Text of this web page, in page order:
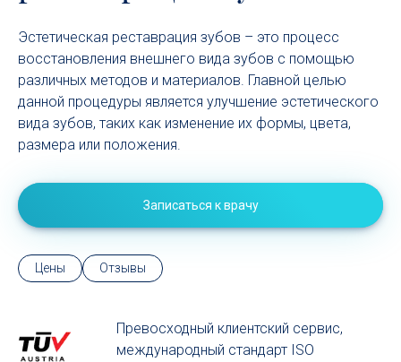
Эстетическая реставрация зубов – это процесс
восстановления внешнего вида зубов с помощью
различных методов и материалов. Главной целью
данной процедуры является улучшение эстетического
вида зубов, таких как изменение их формы, цвета,
размера или положения.
Записаться к врачу
Цены Отзывы
Превосходный клиентский сервиc,
международный стандарт ISO